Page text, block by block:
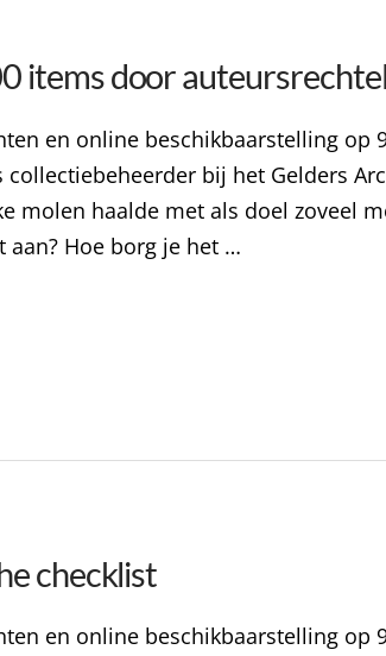
items door
en online beschikbaarstelling op
bij het Gelders
molen haalde met als doel zoveel
aan? Hoe borg je het …
checklist
en online beschikbaarstelling op